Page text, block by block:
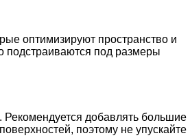
оптимизируют пространство и
подстраиваются под размеры
добавлять большие
поэтому не упускайте